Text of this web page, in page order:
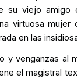
su viejo amigo
virtuosa
en las
y venganzas al
el magistral